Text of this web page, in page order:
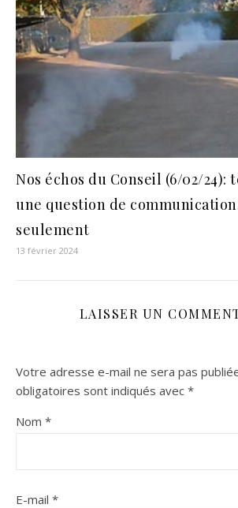
Nos échos du Conseil (6/02/24):
une question de
seulement
13 février 2024
LAISSER UN
Votre adresse e-mail ne sera pas
obligatoires sont indiqués avec *
Nom *
E-mail *